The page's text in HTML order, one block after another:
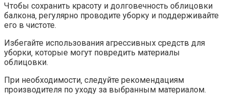
Чтобы сохранить красоту и долговечность облицовки
балкона‚ регулярно проводите уборку и поддерживайте
его в чистоте.​
Избегайте использования агрессивных средств для
уборки‚ которые могут повредить материалы
облицовки.​
При необходимости‚ следуйте рекомендациям
производителя по уходу за выбранным материалом.​